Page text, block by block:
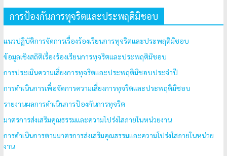
การป้องกันการทุจริตและประพฤติมิชอบ
แนวปฏิบัติการจัดการเรื่องร้องเรียนการทุจริตและประพฤติมิชอบ
ข้อมูลเชิงสถิติเรื่องร้องเรียนการทุจริตและประพฤติมิชอบ
การประเมินความเสี่ยงการทุจริตและประพฤติมิชอบประจำปี
การดำเนินการเพื่อจัดการความเสี่ยงการทุจริตและประพฤติมิชอบ
รายงานผลการดำเนินการป้องกันการทุจริต
มาตรการส่งเสริมคุณธรรมและความโปร่งใสภายในหน่วยงาน
การดำเนินการตามมาตรการส่งเสริมคุณธรรมและความโปร่งใสภายในหน่วย
งาน